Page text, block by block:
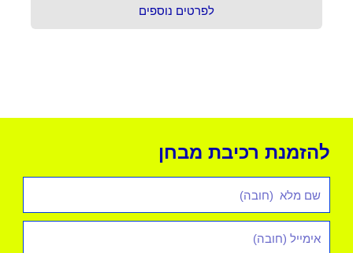
לפרטים נוספים
להזמנת רכיבת מבחן
מלא